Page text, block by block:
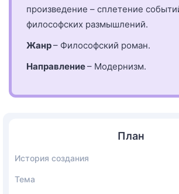
произведение – сплетение
философских размышлений.
Жанр– Философский роман.
Направление– Модернизм.
План
История создания
Тема